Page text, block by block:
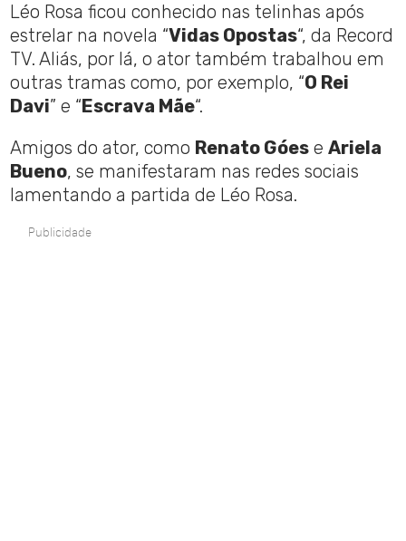
Léo Rosa ficou conhecido nas telinhas após
estrelar na novela “Vidas Opostas“, da Record
TV. Aliás, por lá, o ator também trabalhou em
outras tramas como, por exemplo, “O Rei
Davi” e “ Escrava Mãe“.
Amigos do ator, como Renato Góes eAriela
Bueno, se manifestaram nas redes sociais
lamentando a partida de Léo Rosa.
Publicidade